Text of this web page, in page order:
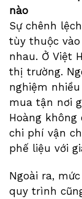
nào
Sự chênh lệch
tùy thuộc
nhau. Ở Việt
thị trường.
nghiệm
mua tận nơi
Hoàng
chi phí vận
phế liệu với
Ngoài ra,
quy trình